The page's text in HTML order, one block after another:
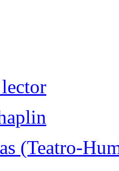
(Teatro-